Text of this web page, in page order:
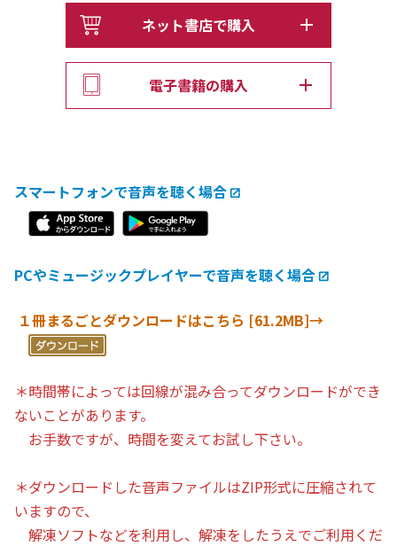
ネット書店で購入
電子書籍の購入
スマートフォンで音声を聴く場合
PCやミュージックプレイヤーで音声を聴く場合
１冊まるごとダウンロードはこちら [61.2MB]→
＊時間帯によっては回線が混み合ってダウンロードができ
ないことがあります。
お手数ですが、時間を変えてお試し下さい。
＊ダウンロードした音声ファイルはZIP形式に圧縮されて
いますので、
解凍ソフトなどを利用し、解凍をしたうえでご利用くだ